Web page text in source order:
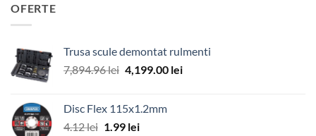
OFERTE
Trusa scule demontat rulmenti
7,894.96lei Prețul
fost:
7,894.96 lei.
4,199.00 leiPrețul
Disc Flex 115x1.2mm
4.12lei Prețul
1.99 leiPrețul